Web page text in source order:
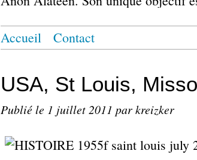
Accueil Contact
USA, St Louis,
Publié le 1 juillet 2011 par kreizker